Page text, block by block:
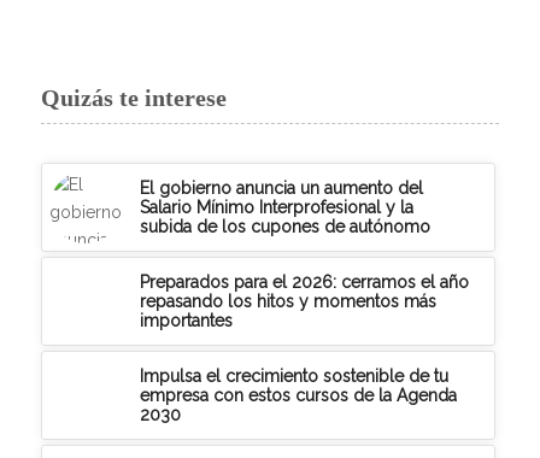
Quizás te interese
El gobierno anuncia un aumento del
Salario Mínimo Interprofesional y la
subida de los cupones de autónomo
Preparados para el 2026: cerramos el año
repasando los hitos y momentos más
importantes
Impulsa el crecimiento sostenible de tu
empresa con estos cursos de la Agenda
2030